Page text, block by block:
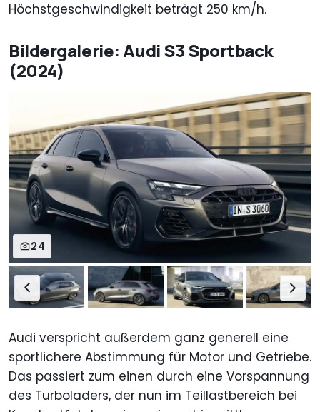
Höchstgeschwindigkeit beträgt 250 km/h.
Bildergalerie: Audi S3 Sportback
(2024)
24
Audi verspricht außerdem ganz generell eine
sportlichere Abstimmung für Motor und Getriebe.
Das passiert zum einen durch eine Vorspannung
des Turboladers, der nun im Teillastbereich bei